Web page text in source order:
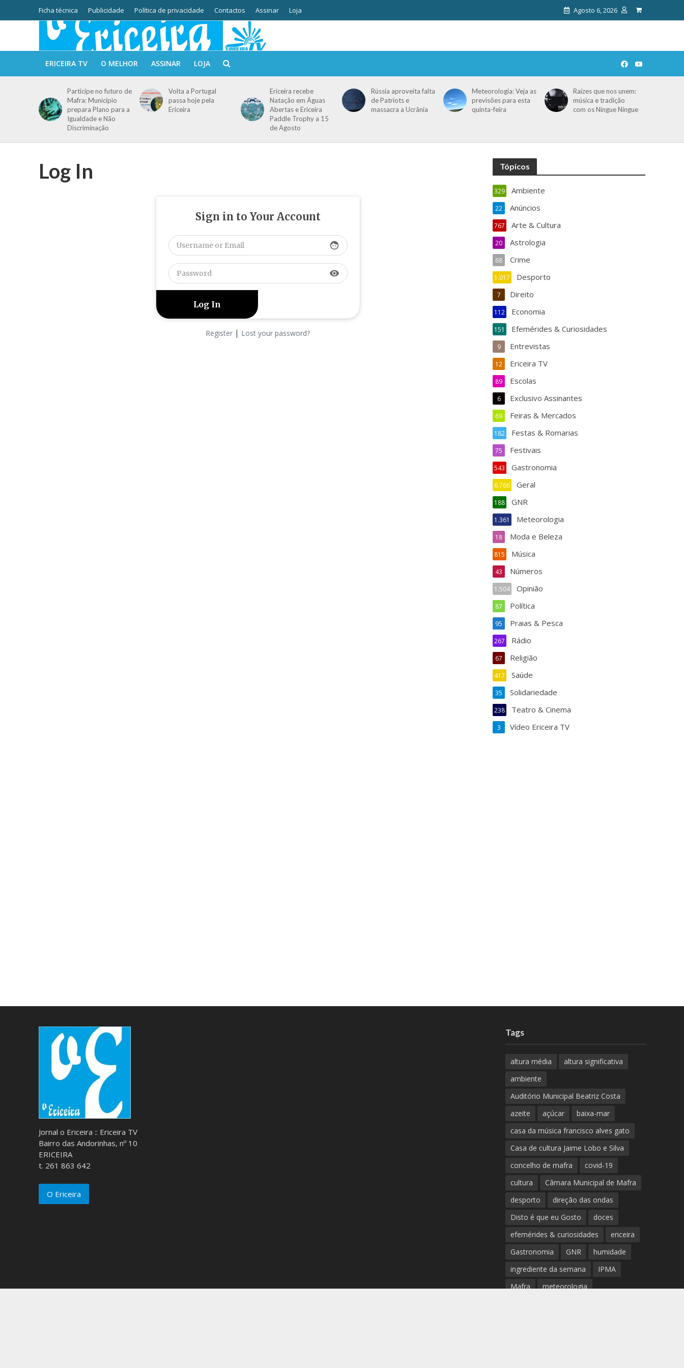
Ficha técnica Publicidade Política de privacidade Contactos Assinar Loja Agosto 6, 2026
ERICEIRA TV O MELHOR ASSINAR LOJA
Participe no futuro de
Mafra: Município
prepara Plano para a
Igualdade e Não
Discriminação
Volta a Portugal
passa hoje pela
Ericeira
Ericeira recebe
Natação em Águas
Abertas e Ericeira
Paddle Trophy a 15
de Agosto
Rússia aproveita falta
de Patriots e
massacra a Ucrânia
Meteorologia: Veja as
previsões para esta
quinta-feira
Raízes que nos unem:
música e tradição
com os Ningue Ningue
Log In
Sign in to Your Account
face
visibility
Register | Lost your password?
Tópicos
Ambiente
329
Anúncios
22
Arte & Cultura
767
Astrologia
20
Crime
68
Desporto
1.017
Direito
7
Economia
112
Efemérides & Curiosidades
151
Entrevistas
9
Ericeira TV
12
Escolas
89
Exclusivo Assinantes
6
Feiras & Mercados
69
Festas & Romarias
182
Festivais
75
Gastronomia
543
Geral
6.766
GNR
188
Meteorologia
1.361
Moda e Beleza
18
Música
815
Números
43
Opinião
1.504
Política
87
Praias & Pesca
95
Rádio
267
Religião
67
Saúde
417
Solidariedade
35
Teatro & Cinema
238
Vídeo Ericeira TV
3
Jornal o Ericeira :: Ericeira TV
Bairro das Andorinhas, nº 10
ERICEIRA
t. 261 863 642
O Ericeira
Tags
altura média
altura significativa
ambiente
Auditório Municipal Beatriz Costa
azeite
açúcar
baixa-mar
casa da música francisco alves gato
Casa de cultura Jaime Lobo e Silva
concelho de mafra
covid-19
cultura
Câmara Municipal de Mafra
desporto
direção das ondas
Disto é que eu Gosto
doces
efemérides & curiosidades
ericeira
Gastronomia
GNR
humidade
ingrediente da semana
IPMA
Mafra
meteorologia